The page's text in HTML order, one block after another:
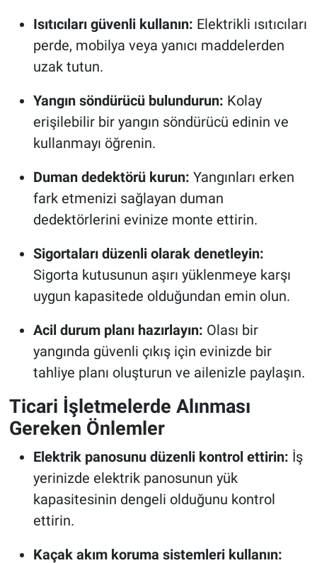
Isıtıcıları güvenli kullanın: Elektrikli ısıtıcıları
perde, mobilya veya yanıcı maddelerden
uzak tutun.
Yangın söndürücü bulundurun: Kolay
erişilebilir bir yangın söndürücü edinin ve
kullanmayı öğrenin.
Duman dedektörü kurun: Yangınları erken
fark etmenizi sağlayan duman
dedektörlerini evinize monte ettirin.
Sigortaları düzenli olarak denetleyin:
Sigorta kutusunun aşırı yüklenmeye karşı
uygun kapasitede olduğundan emin olun.
Acil durum planı hazırlayın: Olası bir
yangında güvenli çıkış için evinizde bir
tahliye planı oluşturun ve ailenizle paylaşın.
Ticari İşletmelerde Alınması
Gereken Önlemler
Elektrik panosunu düzenli kontrol ettirin: İş
yerinizde elektrik panosunun yük
kapasitesinin dengeli olduğunu kontrol
ettirin.
Kaçak akım koruma sistemleri kullanın: